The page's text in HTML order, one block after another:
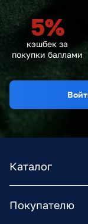
5%
кэшбек за
покупки баллами
Каталог
Покупателю